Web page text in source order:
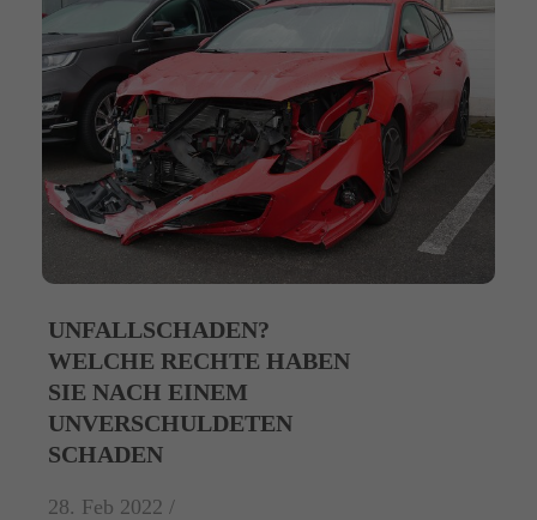
UNFALLSCHADEN?
WELCHE RECHTE HABEN
SIE NACH EINEM
UNVERSCHULDETEN
SCHADEN
28. Feb 2022 /